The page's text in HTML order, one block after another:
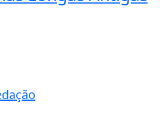
Longas Antigas